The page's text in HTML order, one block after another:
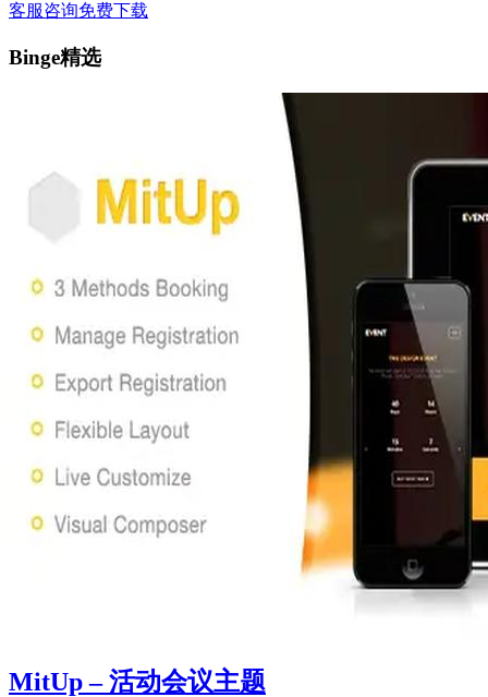
客服咨询免费下载
Binge精选
MitUp – 活动会议主题